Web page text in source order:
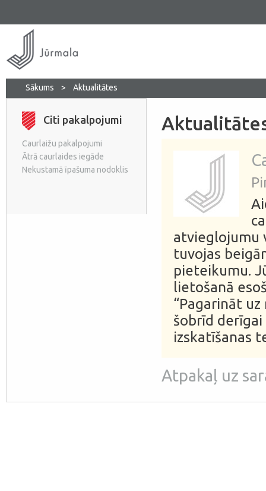
Sākums > Aktualitātes
Citi pakalpojumi
Caurlaižu pakalpojumi
Ātrā caurlaides iegāde
Nekustamā īpašuma nodoklis
atvieglojumu
tuvojas
pieteikumu.
lietošanā
“Pagarināt
šobrīd
izskatīšanas
Atpakaļ uz